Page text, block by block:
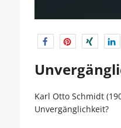
Karl Otto Schmidt
Unvergänglichkeit?